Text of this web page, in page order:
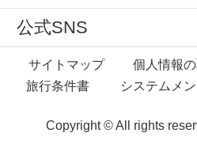
公式SNS
サイトマップ 個人情報
旅行条件書
システムメ
Copyright © All rights